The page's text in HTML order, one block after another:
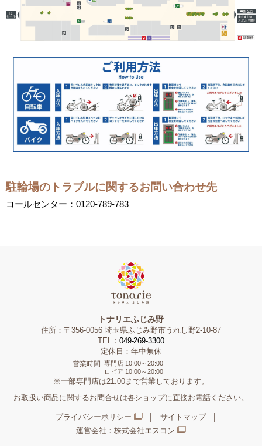
駐輪場のトラブルに関するお問い合わせ先
コールセンター：0120-789-783
トナリエふじみ野
住所：〒356-0056 埼玉県ふじみ野市うれし野2-10-87
TEL： 049-269-3300
定休日：年中無休
営業時間 専門店 10:00～20:00
ロピア 10:00～20:00
※一部専門店は21:00まで営業しております。
お取扱い商品に関するお問合せは各ショップに直接お電話ください。
プライバシーポリシー
サイトマップ
運営会社：株式会社エスコン